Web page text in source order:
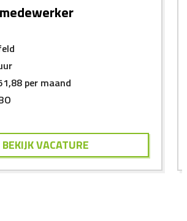
per maand
BEKIJK VACATURE